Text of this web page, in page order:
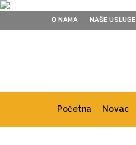
O NAMA NAŠE USLUGE
Početna Novac